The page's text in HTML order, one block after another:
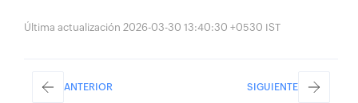
"zuid"
Última actualización 2026-03-30 13:40:30 +0530 IST
ANTERIOR SIGUIENTE